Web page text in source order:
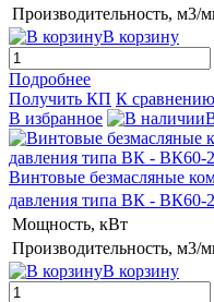
Производительность, м3/
В корзину
Подробнее
Получить КП К сравнению
В избранное
Винтовые безмасляные
давления типа ВК - ВК60-
Мощность, кВт
Производительность, м3/
В корзину